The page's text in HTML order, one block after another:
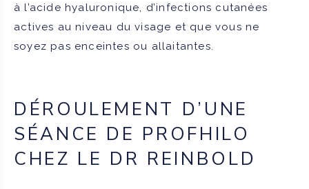
à l’acide hyaluronique, d’infections cutanées
actives au niveau du visage et que vous ne
soyez pas enceintes ou allaitantes.
DÉROULEMENT D’UNE
SÉANCE DE PROFHILO
CHEZ LE DR REINBOLD